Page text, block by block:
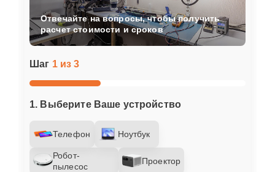
Шаг 1 из 3
1. Выберите Ваше устройство
Телефон Ноутбук
Робот-
пылесос
Проектор
Отвечайте на вопросы, чтобы получить
расчет стоимости и сроков